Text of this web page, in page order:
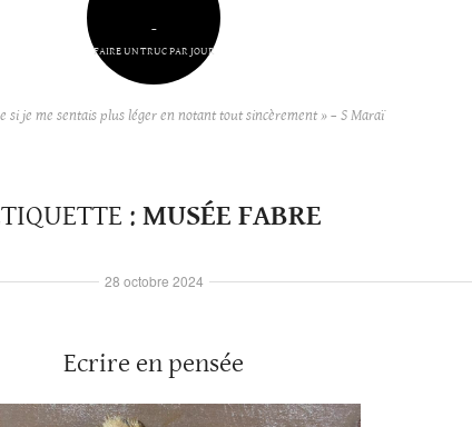
–
FAIRE UN TRUC PAR JOUR
si je me sentais plus léger en notant tout sincèrement » – S Maraï
: MUSÉE FABRE
Ecrire en pensée
28 octobre 2024